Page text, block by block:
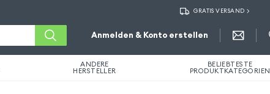
GRATIS VERSAND
Anmelden & Konto erstellen
ANDERE
HERSTELLER
BELIEBTESTE
PRODUKTKATEGORIEN